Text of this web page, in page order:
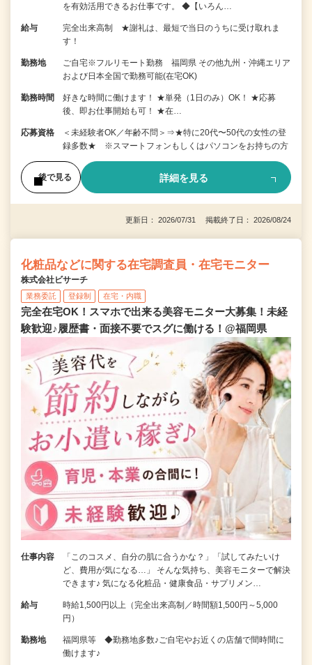
を有効活用できるお仕事です。 ◆【いろん…
給与
完全出来高制 ★謝礼は、最短で当日のうちに受け取れま
す！
勤務地
ご自宅※フルリモート勤務 福岡県 その他九州・沖縄エリア
および日本全国で勤務可能(在宅OK)
勤務時間
好きな時間に働けます！ ★単発（1日のみ）OK！ ★応募
後、即お仕事開始も可！ ★在…
応募資格
＜未経験者OK／年齢不問＞⇒★特に20代〜50代の女性の登
録多数★ ※スマートフォンもしくはパソコンをお持ちの方
後で見る 詳細を見る
更新日： 2026/07/31 掲載終了日： 2026/08/24
化粧品などに関する在宅調査員・在宅モニター
株式会社ビサーチ
業務委託 登録制 在宅・内職
完全在宅OK！スマホで出来る美容モニター大募集！未経
験歓迎♪履歴書・面接不要でスグに働ける！@福岡県
仕事内容
「このコスメ、自分の肌に合うかな？」「試してみたいけ
ど、費用が気になる…」 そんな気持ち、美容モニターで解決
できます♪ 気になる化粧品・健康食品・サプリメン…
給与
時給1,500円以上（完全出来高制／時間額1,500円～5,000
円）
勤務地
福岡県等 ◆勤務地多数♪ご自宅やお近くの店舗で間時間に
働けます♪